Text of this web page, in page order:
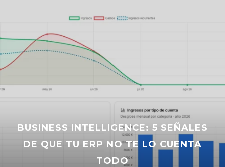
BUSINESS INTELLIGENCE: 5 SEÑALES
DE QUE TU ERP NO TE LO CUENTA
TODO